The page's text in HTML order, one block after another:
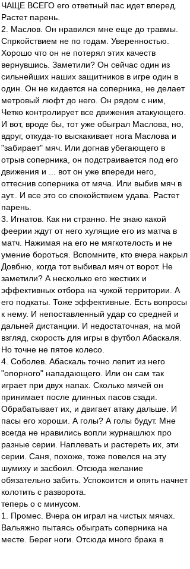
ЧАЩЕ ВСЕГО его ответный пас идет вперед.
Растет парень.
2. Маслов. Он нравился мне еще до травмы.
Спркойствием не по годам. Уверенностью.
Хорошо что он не потерял этих качеств
вернувшись. Заметили? Он сейчас один из
сильнейших наших защитников в игре один в
один. Он не кидается на соперника, не делает
метровый люфт до него. Он рядом с ним,
Четко контролирует все движения атакующего.
И вот, вроде бы, тот уже обыграл Маслова, но,
вдруг, откуда-то выскакивает нога Маслова и
"забирает" мяч. Или догнав убегающего в
отрыв соперника, он подстраивается под его
движения и ... вот он уже впереди него,
оттеснив соперника от мяча. Или выбив мяч в
аут.. И все это со спокойствием удава. Растет
парень.
3. Игнатов. Как ни странно. Не знаю какой
феерии ждут от него хулящие его из матча в
матч. Нажимая на его не мягкотелость и не
умение бороться. Вспомните, кто вчера накрыл
Довбню, когда тот выбивал мяч от ворот. Не
заметили? А несколько его жестких и
эффективных отбора на чужой территории. А
его подкаты. Тоже эффективные. Есть вопросы
к нему. И непоставленный удар со средней и
дальней дистанции. И недостаточная, на мой
взгляд, скорость для игры в футбол Абаскаля.
Но точне не пятое колесо.
4. Соболев. Абаскаль точно лепит из него
"опорного" нападающего. Или он сам так
играет при двух напах. Сколько мячей он
принимает после длинных пасов сзади.
Обрабатывает их, и двигает атаку дальше. И
пасы его хороши. А голы? А голы будут. Мне
всегда не нравились вопли журнашлюх про
разные серии. Наплевать и растереть их, эти
серии. Саня, похоже, тоже повелся на эту
шумиху и засбоил. Отсюда желание
обязательно забить. Успокоится и опять начнет
колотить с разворота.
теперь о с минусом.
1. Промес. Вчера он играл на чистых мячах.
Вальяжно пытаясь обыграть соперника на
месте. Берег ноги. Отсюда много брака в